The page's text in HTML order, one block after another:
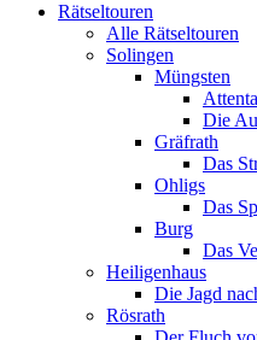
Rätseltouren
Alle Rätseltouren
Solingen
Müngsten
Die
Gräfrath
Das
Ohligs
Das
Burg
Das
Heiligenhaus
Die Jagd
Rösrath